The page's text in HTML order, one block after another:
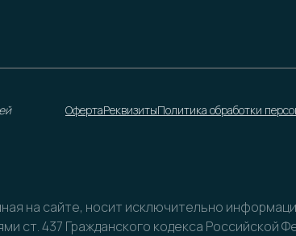
ОфертаРеквизитыПолитика обработки
на сайте, носит исключительно
ст. 437 Гражданского кодекса Российской